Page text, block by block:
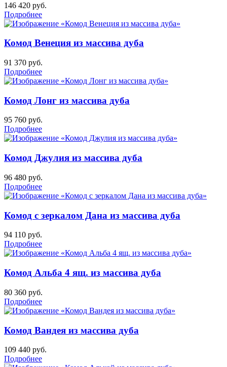
146 420 руб.
Подробнее
Комод Венеция из массива дуба
91 370 руб.
Подробнее
Комод Лонг из массива дуба
95 760 руб.
Подробнее
Комод Джулия из массива дуба
96 480 руб.
Подробнее
Комод с зеркалом Дана из массива дуба
94 110 руб.
Подробнее
Комод Альба 4 ящ. из массива дуба
80 360 руб.
Подробнее
Комод Вандея из массива дуба
109 440 руб.
Подробнее